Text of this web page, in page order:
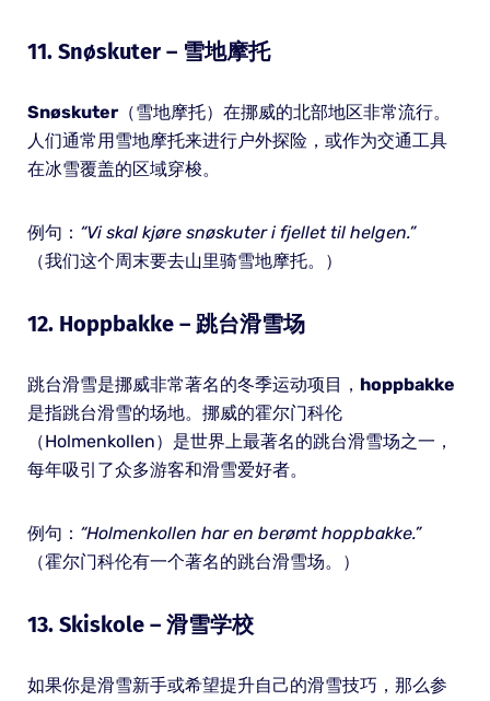
11. Snøskuter– 雪地摩托
Snøskuter（雪地摩托）在挪威的北部地区非常流行。
人们通常用雪地摩托来进行户外探险，或作为交通工具
在冰雪覆盖的区域穿梭。
例句： “Vi skal kjøre snøskuter i fjellet til helgen.”
（我们这个周末要去山里骑雪地摩托。）
12. Hoppbakke– 跳台滑雪场
跳台滑雪是挪威非常著名的冬季运动项目， hoppbakke
是指跳台滑雪的场地。挪威的霍尔门科伦
（Holmenkollen）是世界上最著名的跳台滑雪场之一，
每年吸引了众多游客和滑雪爱好者。
例句： “Holmenkollen har en berømt hoppbakke.”
（霍尔门科伦有一个著名的跳台滑雪场。）
13. Skiskole– 滑雪学校
如果你是滑雪新手或希望提升自己的滑雪技巧，那么参